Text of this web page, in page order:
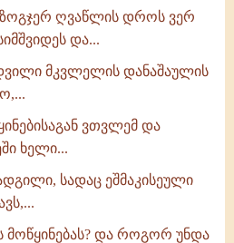
ღვაწლის დროს ვერ
და...
მკვლელის დანაშაულის
ვთვლემ და
ხელი...
სადაც ეშმაკისეული
მოწყინებას? და როგორ უნდა